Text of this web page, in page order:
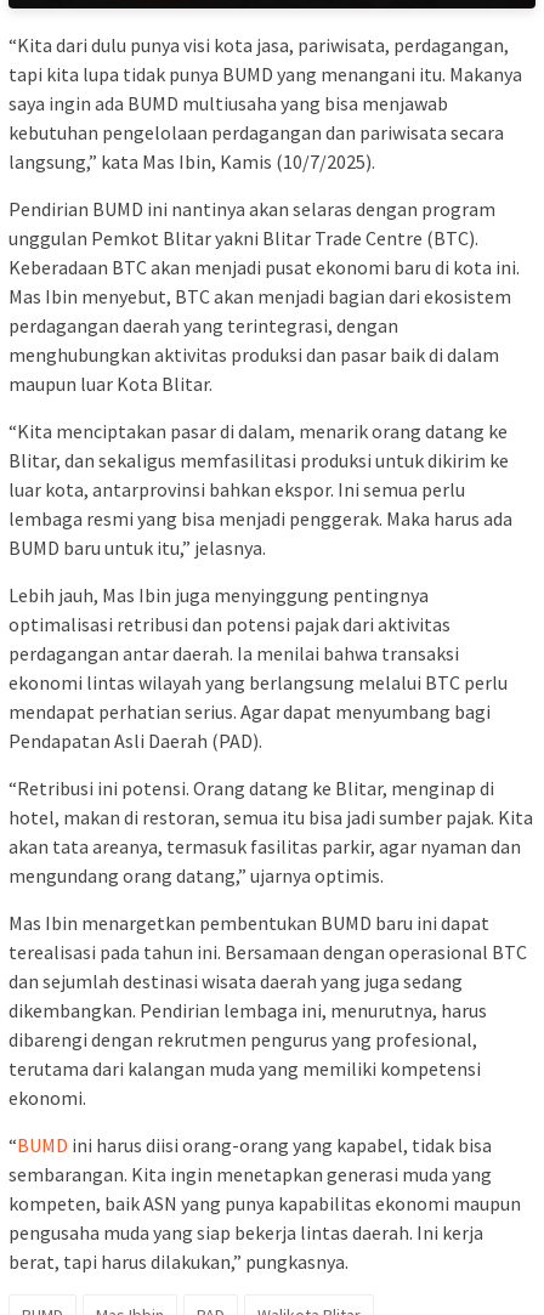
“Kita dari dulu punya visi kota jasa, pariwisata, perdagangan,
tapi kita lupa tidak punya BUMD yang menangani itu. Makanya
saya ingin ada BUMD multiusaha yang bisa menjawab
kebutuhan pengelolaan perdagangan dan pariwisata secara
langsung,” kata Mas Ibin, Kamis (10/7/2025).
Pendirian BUMD ini nantinya akan selaras dengan program
unggulan Pemkot Blitar yakni Blitar Trade Centre (BTC).
Keberadaan BTC akan menjadi pusat ekonomi baru di kota ini.
Mas Ibin menyebut, BTC akan menjadi bagian dari ekosistem
perdagangan daerah yang terintegrasi, dengan
menghubungkan aktivitas produksi dan pasar baik di dalam
maupun luar Kota Blitar.
“Kita menciptakan pasar di dalam, menarik orang datang ke
Blitar, dan sekaligus memfasilitasi produksi untuk dikirim ke
luar kota, antarprovinsi bahkan ekspor. Ini semua perlu
lembaga resmi yang bisa menjadi penggerak. Maka harus ada
BUMD baru untuk itu,” jelasnya.
Lebih jauh, Mas Ibin juga menyinggung pentingnya
optimalisasi retribusi dan potensi pajak dari aktivitas
perdagangan antar daerah. Ia menilai bahwa transaksi
ekonomi lintas wilayah yang berlangsung melalui BTC perlu
mendapat perhatian serius. Agar dapat menyumbang bagi
Pendapatan Asli Daerah (PAD).
“Retribusi ini potensi. Orang datang ke Blitar, menginap di
hotel, makan di restoran, semua itu bisa jadi sumber pajak. Kita
akan tata areanya, termasuk fasilitas parkir, agar nyaman dan
mengundang orang datang,” ujarnya optimis.
Mas Ibin menargetkan pembentukan BUMD baru ini dapat
terealisasi pada tahun ini. Bersamaan dengan operasional BTC
dan sejumlah destinasi wisata daerah yang juga sedang
dikembangkan. Pendirian lembaga ini, menurutnya, harus
dibarengi dengan rekrutmen pengurus yang profesional,
terutama dari kalangan muda yang memiliki kompetensi
ekonomi.
“BUMD ini harus diisi orang-orang yang kapabel, tidak bisa
sembarangan. Kita ingin menetapkan generasi muda yang
kompeten, baik ASN yang punya kapabilitas ekonomi maupun
pengusaha muda yang siap bekerja lintas daerah. Ini kerja
berat, tapi harus dilakukan,” pungkasnya.